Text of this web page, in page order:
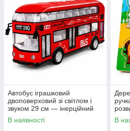
Автобус іграшковий
двоповерховий зі світлом і
звуком 29 см — інерційний
автобус з дверима, що
відчиняються, арт. 666-29Q
В наявності
см,
років
В